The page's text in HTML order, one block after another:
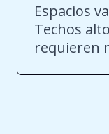
Espacios
Techos
requieren